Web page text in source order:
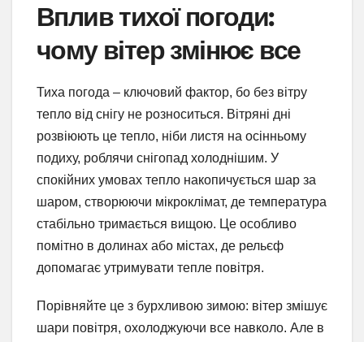
Вплив тихої погоди:
чому вітер змінює все
Тиха погода – ключовий фактор, бо без вітру
тепло від снігу не розноситься. Вітряні дні
розвіюють це тепло, ніби листя на осінньому
подиху, роблячи снігопад холоднішим. У
спокійних умовах тепло накопичується шар за
шаром, створюючи мікроклімат, де температура
стабільно тримається вищою. Це особливо
помітно в долинах або містах, де рельєф
допомагає утримувати тепле повітря.
Порівняйте це з бурхливою зимою: вітер змішує
шари повітря, охолоджуючи все навколо. Але в